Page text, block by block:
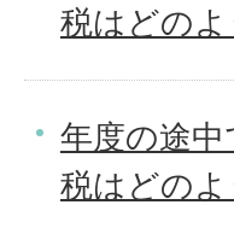
税はどのよ
年度の途
税はどのよ